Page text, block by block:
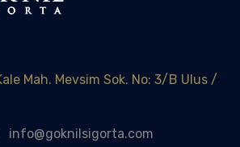
Mah. Mevsim Sok. No: 3/B Ulus /
info@goknilsigorta.com